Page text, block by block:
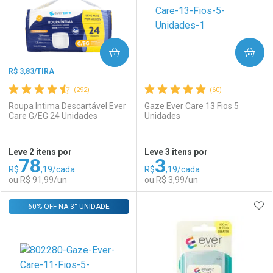
Comprar sem Desconto
Por R$ 3,19/cada
Comprar sem Desconto
Por R$ 3,19/cada
Comprar sem Desconto
Por R$ 22,30/cada
Comprar sem Desconto
Por R$ 22,30/cada
(292)
R$ 3,83/TIRA
Roupa Intima Descartável Ever
Care G/EG 24 Unidades
Leve 2 itens por
R$78,19/cada
ou R$ 91,99/un
COMPRAR
Laboratório
Por Menos
(60)
Gaze Ever Care 13 Fios 5
Unidades
Leve 3 itens por
R$3,19/cada
ou R$ 3,99/un
COMPRAR
Laboratório
Por Menos
60% OFF NA 3° UNIDADE